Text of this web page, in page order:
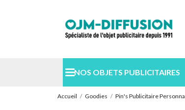
NOS OBJETS PUBLICITAIRES
Accueil Goodies Pin's Publicitaire